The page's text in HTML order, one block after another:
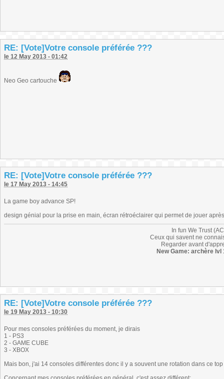
RE: [Vote]Votre console préférée ???
le 12 May 2013 - 01:42
Neo Geo cartouche
RE: [Vote]Votre console préférée ???
le 17 May 2013 - 14:45
La game boy advance SP!
design génial pour la prise en main, écran rétroéclairer qui permet de jouer
In fun We Trust
Ceux qui savent ne
Regarder avant
New Game: archère lvl
RE: [Vote]Votre console préférée ???
le 19 May 2013 - 10:30
Pour mes consoles préférées du moment, je dirais
1 - PS3
2 - GAME CUBE
3 - XBOX
Mais bon, j'ai 14 consoles différentes donc il y a souvent une rotation dans ce